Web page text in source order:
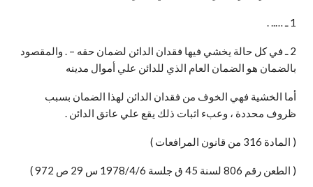
1 ـ ….. .
2 ـ في كل حالة يخشي فيها فقدان الدائن لضمان حقه – . والمقصود
بالضمان هو الضمان العام الذي للدائن علي أموال مدينه
أما الخشية فهي الخوف من فقدان الدائن لهذا الضمان بسبب
ظروف محددة ، وعبء اثبات ذلك يقع علي عاتق الدائن .
( المادة 316 من قانون المرافعات )
( الطعن رقم 806 لسنة 45 ق جلسة 1978/4/6 س 29 ص 972 )